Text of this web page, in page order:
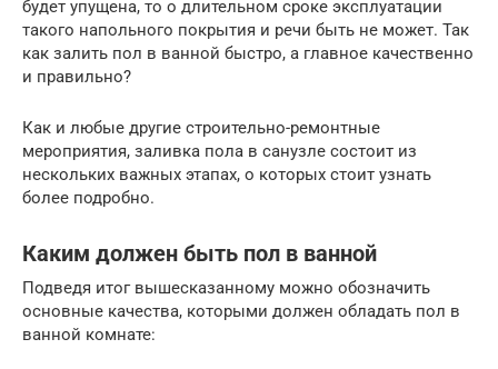
будет упущена, то о длительном сроке эксплуатации
такого напольного покрытия и речи быть не может. Так
как залить пол в ванной быстро, а главное качественно
и правильно?
Как и любые другие строительно-ремонтные
мероприятия, заливка пола в санузле состоит из
нескольких важных этапах, о которых стоит узнать
более подробно.
Каким должен быть пол в ванной
Подведя итог вышесказанному можно обозначить
основные качества, которыми должен обладать пол в
ванной комнате: